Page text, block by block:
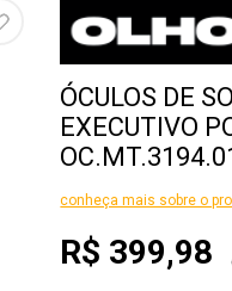
ÓCULOS DE
EXECUTIVO
conheça mais sobre o
R$ 399,98